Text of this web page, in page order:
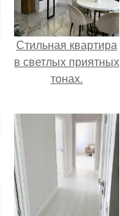
Стильная квартира
в светлых приятных
тонах.